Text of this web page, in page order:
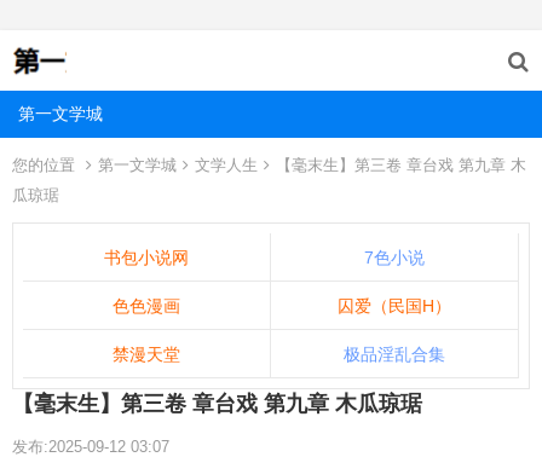
第一文学城
您的位置 第一文学城 文学人生
【毫末生】第三卷 章台戏 第九章 木
瓜琼琚
书包小说网 7色小说
色色漫画 囚爱（民国H）
禁漫天堂 极品淫乱合集
【毫末生】第三卷 章台戏 第九章 木瓜琼琚
发布:2025-09-12 03:07